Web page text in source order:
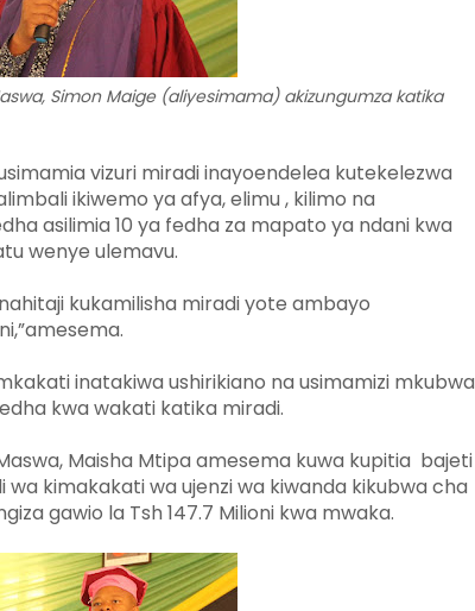
Simon Maige (aliyesimama) akizungumza katika
vizuri miradi inayoendelea kutekelezwa
ikiwemo ya afya, elimu , kilimo na
asilimia 10 ya fedha za mapato ya ndani kwa
wenye ulemavu.
kukamilisha miradi yote ambayo
inatakiwa ushirikiano na usimamizi mkubwa
kwa wakati katika miradi.
Maisha Mtipa amesema kuwa kupitia bajeti
kimakakati wa ujenzi wa kiwanda kikubwa cha
gawio la Tsh 147.7 Milioni kwa mwaka.